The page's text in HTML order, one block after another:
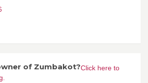
of Zumbakot?Click here to